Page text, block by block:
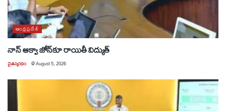
ఆంధ్రప్రదేశ్
నాన్ ఆక్వా జోన్‌కూ రాయితీ విద్యుత్
చైతన్యరధం @August 5, 2026